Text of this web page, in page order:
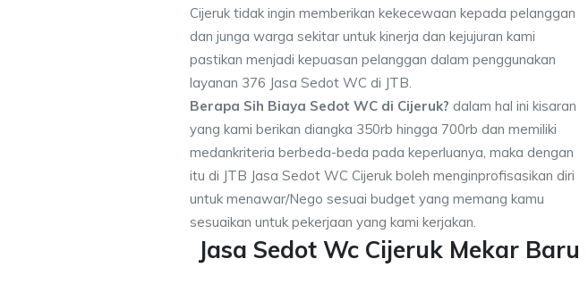
Cijeruk tidak ingin memberikan kekecewaan kepada pelanggan
dan junga warga sekitar untuk kinerja dan kejujuran kami
pastikan menjadi kepuasan pelanggan dalam penggunakan
layanan 376 Jasa Sedot WC di JTB.
Berapa Sih Biaya Sedot WC di Cijeruk? dalam hal ini kisaran
yang kami berikan diangka 350rb hingga 700rb dan memiliki
medankriteria berbeda-beda pada keperluanya, maka dengan
itu di JTB Jasa Sedot WC Cijeruk boleh menginprofisasikan diri
untuk menawar/Nego sesuai budget yang memang kamu
sesuaikan untuk pekerjaan yang kami kerjakan.
Jasa Sedot Wc Cijeruk Mekar Baru